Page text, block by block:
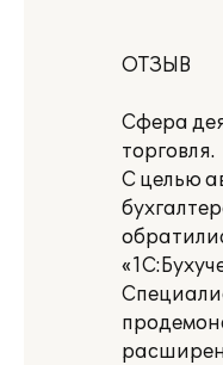
ОТЗЫВ
Сфера
торговля.
С целью